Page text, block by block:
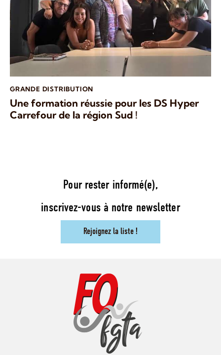
GRANDE DISTRIBUTION
Une formation réussie pour les DS Hyper
Carrefour de la région Sud !
Pour rester informé(e),
inscrivez-vous à notre newsletter
Rejoignez la liste !